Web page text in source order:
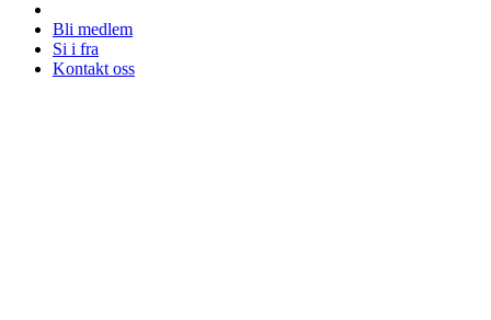
Bli medlem
Si i fra
Kontakt oss